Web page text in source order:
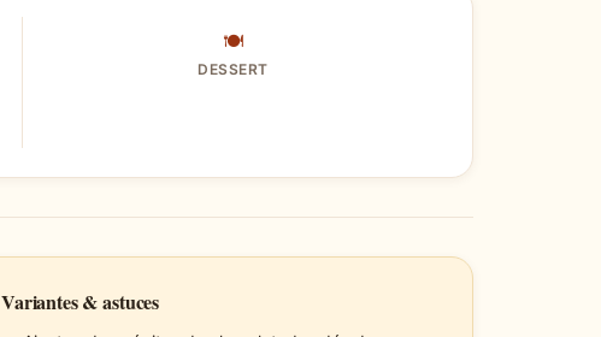
🍽
DESSERT
Variantes & astuces